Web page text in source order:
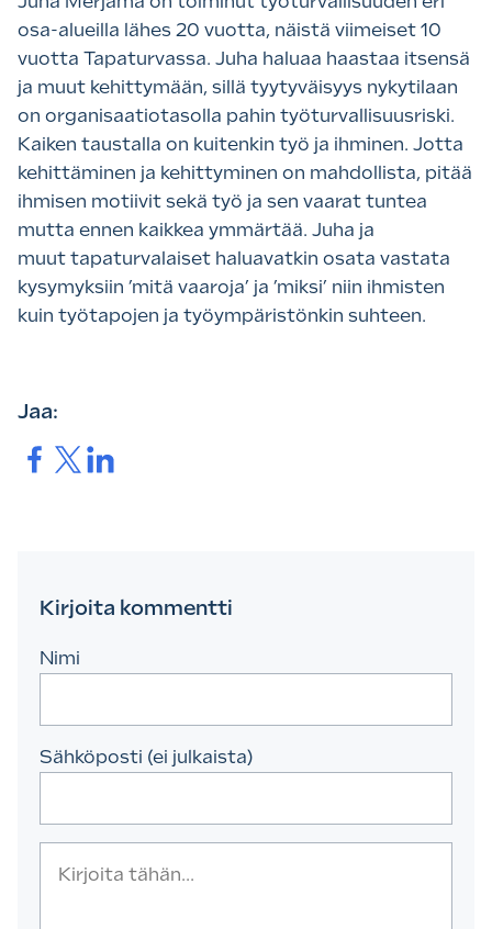
osa-alueilla lähes 20 vuotta, näistä viimeiset 10
vuotta Tapaturvassa. Juha haluaa haastaa itsensä
ja muut kehittymään, sillä tyytyväisyys nykytilaan
on organisaatiotasolla pahin työturvallisuusriski.
Kaiken taustalla on kuitenkin työ ja ihminen. Jotta
kehittäminen ja kehittyminen on mahdollista, pitää
ihmisen motiivit sekä työ ja sen vaarat tuntea
mutta ennen kaikkea ymmärtää. Juha ja
muut tapaturvalaiset haluavatkin osata vastata
kysymyksiin ’mitä vaaroja’ ja ’miksi’ niin ihmisten
kuin työtapojen ja työympäristönkin suhteen.
Jaa:
Jaa. Jaa.Jaa.
Kirjoita kommentti
Nimi
Sähköposti (ei julkaista)